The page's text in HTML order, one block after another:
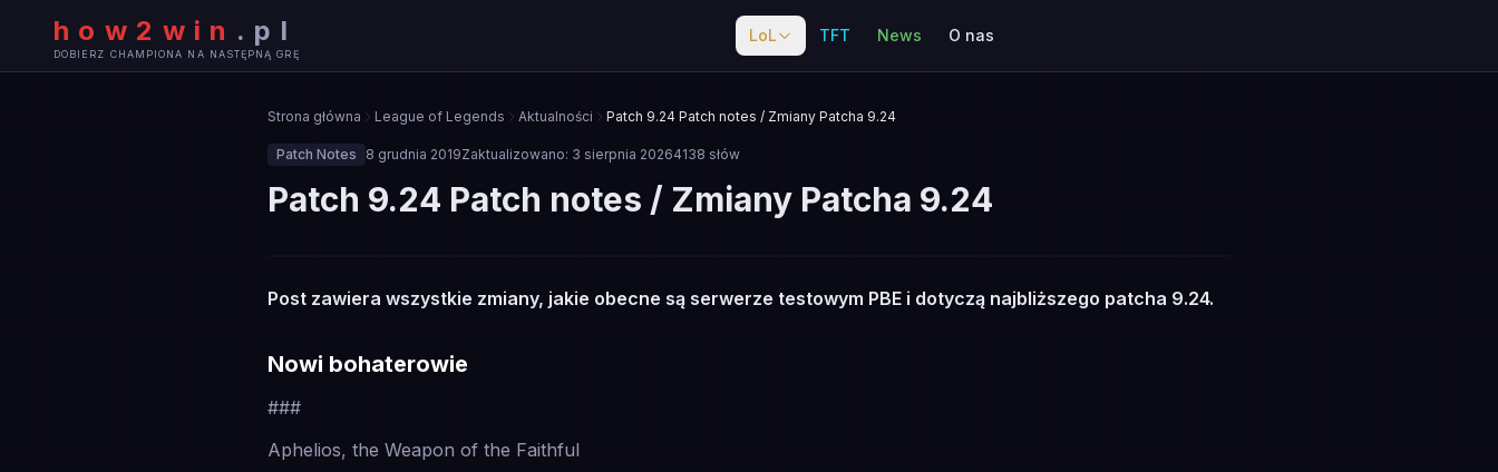
how2win . pl
DOBIERZ CHAMPIONA NA NASTĘPNĄ GRĘ
LoL TFT News O nas
Strona główna League of Legends Aktualności Patch 9.24 Patch notes / Zmiany Patcha 9.24
Patch Notes 8 grudnia 2019Zaktualizowano: 3 sierpnia 20264138 słów
Patch 9.24 Patch notes / Zmiany Patcha 9.24
Post zawiera wszystkie zmiany, jakie obecne są serwerze testowym PBE i dotyczą najbliższego patcha 9.24.
Nowi bohaterowie
###
Aphelios, the Weapon of the Faithful